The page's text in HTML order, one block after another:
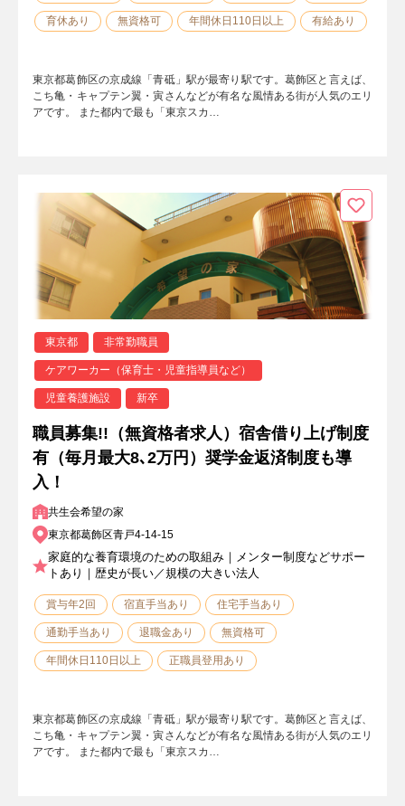
育休あり 無資格可 年間休日110日以上 有給あり
東京都葛飾区の京成線「青砥」駅が最寄り駅です。葛飾区と言えば、
こち亀・キャプテン翼・寅さんなどが有名な風情ある街が人気のエリ
アです。 また都内で最も「東京スカ…
東京都 非常勤職員
ケアワーカー（保育士・児童指導員など）
児童養護施設 新卒
職員募集!!（無資格者求人）宿舎借り上げ制度
有（毎月最大8､2万円）奨学金返済制度も導
入！
共生会希望の家
東京都葛飾区青戸4-14-15
家庭的な養育環境のための取組み｜メンター制度などサポー
トあり｜歴史が長い／規模の大きい法人
賞与年2回 宿直手当あり 住宅手当あり
通勤手当あり 退職金あり 無資格可
年間休日110日以上 正職員登用あり
東京都葛飾区の京成線「青砥」駅が最寄り駅です。葛飾区と言えば、
こち亀・キャプテン翼・寅さんなどが有名な風情ある街が人気のエリ
アです。 また都内で最も「東京スカ…